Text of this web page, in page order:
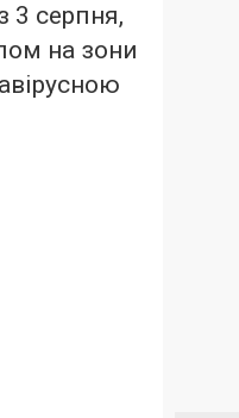
3 серпня,
на зони